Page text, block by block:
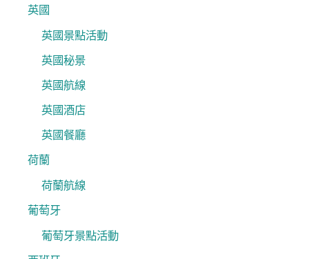
英國
英國景點活動
英國秘景
英國航線
英國酒店
英國餐廳
荷蘭
荷蘭航線
葡萄牙
葡萄牙景點活動